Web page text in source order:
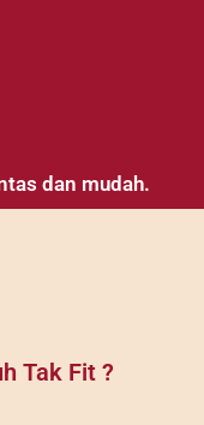
dan mudah.
Tak Fit ?